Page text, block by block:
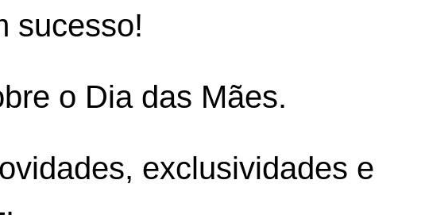
sucesso!
o Dia das Mães.
exclusividades e